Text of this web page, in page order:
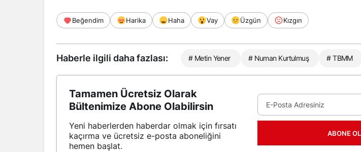
Beğendim Harika Haha Vay Üzgün Kızgın
Haberle ilgili daha fazlası: # Metin Yener # Numan Kurtulmuş # TBMM
Tamamen Ücretsiz Olarak
Bültenimize Abone Olabilirsin
Yeni haberlerden haberdar olmak için fırsatı
kaçırma ve ücretsiz e-posta aboneliğini
hemen başlat.
ABONE OL